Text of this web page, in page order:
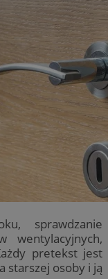
sprawdzanie
wentylacyjnych,
pretekst jest
starszej osoby i ją